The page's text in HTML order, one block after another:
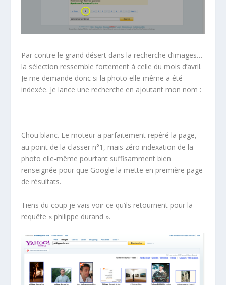
Par contre le grand désert dans la recherche d’images…
la sélection ressemble fortement à celle du mois d’avril.
Je me demande donc si la photo elle-même a été
indexée. Je lance une recherche en ajoutant mon nom :
Chou blanc. Le moteur a parfaitement repéré la page,
au point de la classer n°1, mais zéro indexation de la
photo elle-même pourtant suffisamment bien
renseignée pour que Google la mette en première page
de résultats.
Tiens du coup je vais voir ce qu’ils retournent pour la
requête « philippe durand ».